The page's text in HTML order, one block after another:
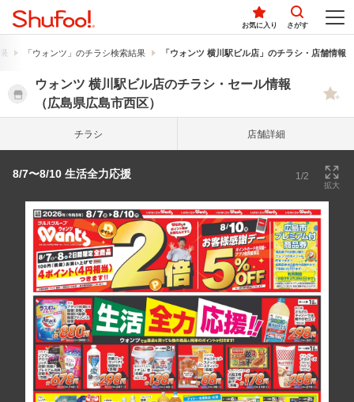
お気に入り さがす
「ウォンツ」のチラシ検索結果 「ウォンツ 横川駅ビル店」のチラシ・店舗情報
ウォンツ 横川駅ビル店のチラシ・セール情報
（広島県広島市西区）
チラシ 店舗詳細
8/7〜8/10 生活全力応援 1/2
拡大